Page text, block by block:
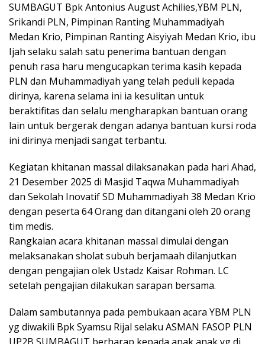
SUMBAGUT Bpk Antonius August Achilies,YBM PLN,
Srikandi PLN, Pimpinan Ranting Muhammadiyah
Medan Krio, Pimpinan Ranting Aisyiyah Medan Krio, ibu
Ijah selaku salah satu penerima bantuan dengan
penuh rasa haru mengucapkan terima kasih kepada
PLN dan Muhammadiyah yang telah peduli kepada
dirinya, karena selama ini ia kesulitan untuk
beraktifitas dan selalu mengharapkan bantuan orang
lain untuk bergerak dengan adanya bantuan kursi roda
ini dirinya menjadi sangat terbantu.
Kegiatan khitanan massal dilaksanakan pada hari Ahad,
21 Desember 2025 di Masjid Taqwa Muhammadiyah
dan Sekolah Inovatif SD Muhammadiyah 38 Medan Krio
dengan peserta 64 Orang dan ditangani oleh 20 orang
tim medis.
Rangkaian acara khitanan massal dimulai dengan
melaksanakan sholat subuh berjamaah dilanjutkan
dengan pengajian olek Ustadz Kaisar Rohman. LC
setelah pengajian dilakukan sarapan bersama.
Dalam sambutannya pada pembukaan acara YBM PLN
yg diwakili Bpk Syamsu Rijal selaku ASMAN FASOP PLN